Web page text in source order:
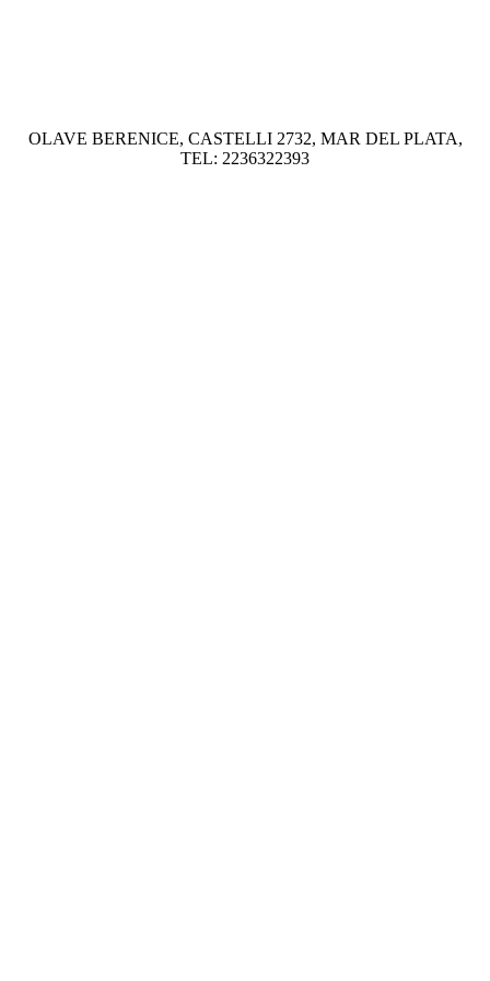
OLAVE BERENICE, CASTELLI 2732, MAR DEL PLATA,
TEL: 2236322393